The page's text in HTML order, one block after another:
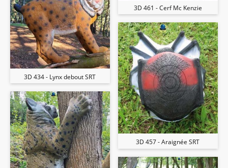
3D 434 - Lynx debout SRT
3D 461 - Cerf Mc Kenzie
3D 457 - Araignée SRT